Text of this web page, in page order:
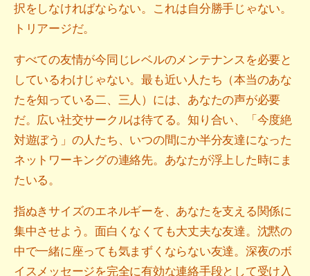
択をしなければならない。これは自分勝手じゃない。
トリアージだ。
すべての友情が今同じレベルのメンテナンスを必要と
しているわけじゃない。最も近い人たち（本当のあな
たを知っている二、三人）には、あなたの声が必要
だ。広い社交サークルは待てる。知り合い、「今度絶
対遊ぼう」の人たち、いつの間にか半分友達になった
ネットワーキングの連絡先。あなたが浮上した時にま
たいる。
指ぬきサイズのエネルギーを、あなたを支える関係に
集中させよう。面白くなくても大丈夫な友達。沈黙の
中で一緒に座っても気まずくならない友達。深夜のボ
イスメッセージを完全に有効な連絡手段として受け入